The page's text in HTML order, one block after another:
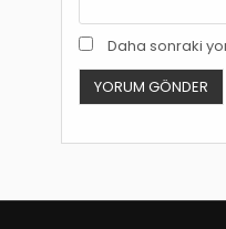
Daha sonraki